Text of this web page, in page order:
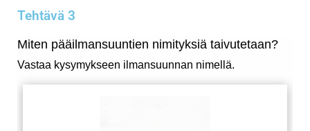
Tehtävä 3